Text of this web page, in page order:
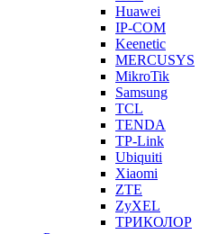
Huawei
IP-COM
Keenetic
MERCUSYS
MikroTik
Samsung
TCL
TENDA
TP-Link
Ubiquiti
Xiaomi
ZTE
ZyXEL
ТРИКОЛОР